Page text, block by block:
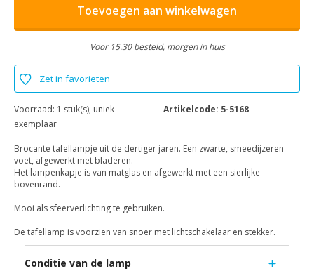
Toevoegen aan winkelwagen
Voor 15.30 besteld, morgen in huis
Zet in favorieten
Voorraad: 1 stuk(s), uniek
exemplaar
Artikelcode: 5-5168
Brocante tafellampje uit de dertiger jaren. Een zwarte, smeedijzeren
voet, afgewerkt met bladeren.
Het lampenkapje is van matglas en afgewerkt met een sierlijke
bovenrand.
Mooi als sfeerverlichting te gebruiken.
De tafellamp is voorzien van snoer met lichtschakelaar en stekker.
Conditie van de lamp